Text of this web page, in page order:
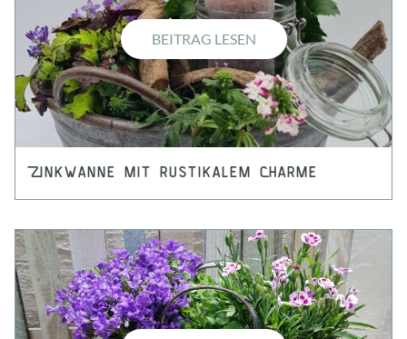
Zinkwanne mit rustikalem Charme
BEITRAG LESEN